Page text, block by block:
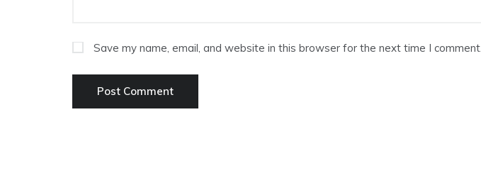
Save my name, email, and website in this browser for the next time I comment.